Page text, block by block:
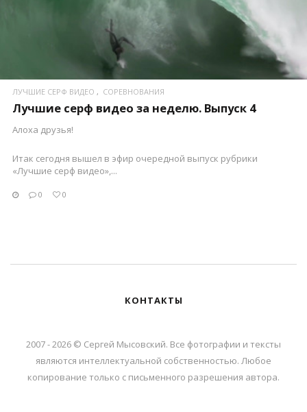
ПОСМОТРЕТЬ
ЛУЧШИЕ СЕРФ ВИДЕО СОРЕВНОВАНИЯ
Лучшие серф видео за неделю. Выпуск 4
Алоха друзья!
Итак сегодня вышел в эфир очередной выпуск рубрики
«Лучшие серф видео»,...
0 0
КОНТАКТЫ
2007 - 2026 © Сергей Мысовский. Все фотографии и тексты
являются интеллектуальной собственностью. Любое
копирование только с письменного разрешения автора.